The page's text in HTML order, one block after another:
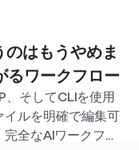
はもうやめま
るワークフロー
そしてCLIを使用
イルを明確で編集可
全なAIワークフロ